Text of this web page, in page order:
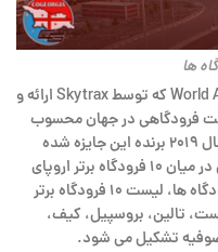
ها
جوایز جهانی فرودگاه ها – World Airport Awards که توسط Skytrax ارائه و
فرودگاهی در جهان محسوب
می شود. فرودگاه بین المللی تفلیس در سال ۲۰۱۹ برنده این جایزه شده
است. براساس این جایزه، فرودگاه تفلیس در میان ۱۰ فرودگاه برتر اروپای
شرقی قرار دارد. بر اساس جوایز جهانی فرودگاه ها، لیست ۱۰ فرودگاه برتر
تالین، بروسپیل، کیف،
و صوفیه تشکیل می شود.